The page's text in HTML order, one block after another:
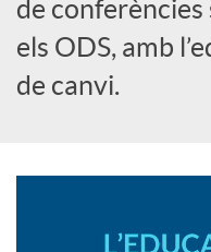
a
de conferències
els ODS, amb
de canvi.